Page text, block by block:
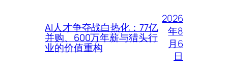
AI人才争夺战白热化：77亿
并购、600万年薪与猎头行
业的价值重构
2026
年8
月6
日